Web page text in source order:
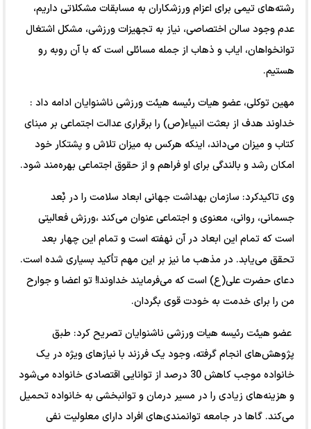
رشته‌های تیمی برای اعزام ورزشکاران به مسابقات مشکلاتی داریم،
عدم وجود سالن اختصاصی، نیاز به تجهیزات ورزشی، مشکل اشتغال
توانخواهان، ایاب و ذهاب از جمله مسائلی است که با آن روبه رو
هستیم.
مهین توکلی، عضو هیات رئیسه هیئت ورزشی ناشنوایان ادامه داد :
خداوند هدف از بعثت انبیاء(ص) را برقراری عدالت اجتماعی بر مبنای
کتاب و میزان می‌داند، اینکه هرکس به میزان تلاش و پشتکار خود
امکان رشد و بالندگی برای او فراهم و از حقوق اجتماعی بهره‌مند شود.
وی تاکیدکرد: سازمان بهداشت جهانی ابعاد سلامت را در بٌعد
جسمانی، روانی، معنوی و اجتماعی عنوان می‌کند ،ورزش فعالیتی
است که تمام این ابعاد در آن نهفته است و تمام این چهار بعد
تحقق می‌یابد. در مذهب ما نیز بر این مهم تأکید بسیاری شده است.
دعای حضرت علی(ع) است که می‌فرمایند خداوندا! تو اعضا و جوارح
من را برای خدمت به خودت قوی بگردان.
عضو هیئت رئیسه هیات ورزشی ناشنوایان تصریح کرد: طبق
پژوهش‌های انجام گرفته، وجود یک فرزند با نیازهای ویژه در یک
خانواده موجب کاهش 30 درصد از توانایی اقتصادی خانواده می‌شود
و هزینه‌های زیادی را در مسیر درمان و توانبخشی به خانواده تحمیل
می‌کند. گاها در جامعه توانمندی‌های افراد دارای معلولیت نفی